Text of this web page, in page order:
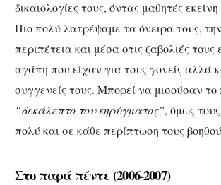
δικαιολογίες τους, όντας μαθητές
Πιο πολύ λατρέψαμε τα όνειρα τους,
περιπέτεια και μέσα στις ζαβολιές τους
αγάπη που είχαν για τους γονείς αλλά
συγγενείς τους. Μπορεί να μισούσαν το
“δεκάλεπτο του κηρύγματος”, όμως
πολύ και σε κάθε περίπτωση τους
Στο παρά πέντε (2006-2007)